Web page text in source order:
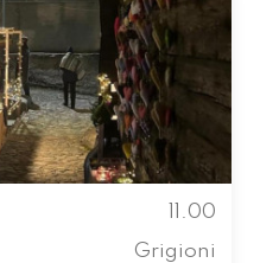
11.00
Grigioni